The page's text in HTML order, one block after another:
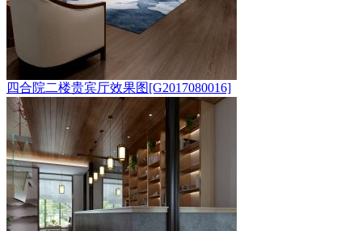
四合院二楼贵宾厅效果图[G2017080016]